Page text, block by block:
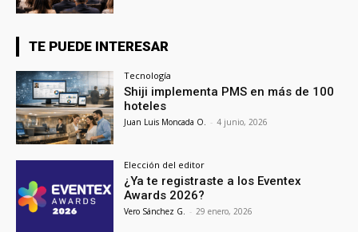
TE PUEDE INTERESAR
Tecnología
Shiji implementa PMS en más de 100
hoteles
Juan Luis Moncada O. - 4 junio, 2026
Elección del editor
¿Ya te registraste a los Eventex
Awards 2026?
Vero Sánchez G. - 29 enero, 2026